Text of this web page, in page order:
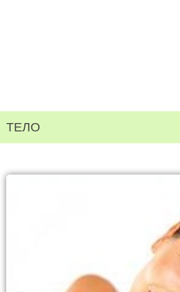
ТЕЛО